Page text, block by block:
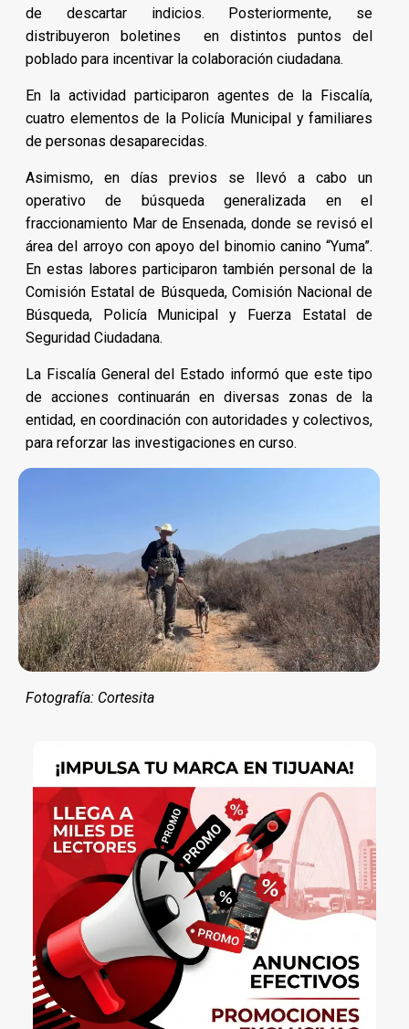
de descartar indicios. Posteriormente, se
distribuyeron boletines en distintos puntos del
poblado para incentivar la colaboración ciudadana.
En la actividad participaron agentes de la Fiscalía,
cuatro elementos de la Policía Municipal y familiares
de personas desaparecidas.
Asimismo, en días previos se llevó a cabo un
operativo de búsqueda generalizada en el
fraccionamiento Mar de Ensenada, donde se revisó el
área del arroyo con apoyo del binomio canino “Yuma”.
En estas labores participaron también personal de la
Comisión Estatal de Búsqueda, Comisión Nacional de
Búsqueda, Policía Municipal y Fuerza Estatal de
Seguridad Ciudadana.
La Fiscalía General del Estado informó que este tipo
de acciones continuarán en diversas zonas de la
entidad, en coordinación con autoridades y colectivos,
para reforzar las investigaciones en curso.
Fotografía: Cortesita